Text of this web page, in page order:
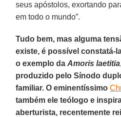
seus apóstolos, exortando
em todo o mundo”.
Tudo bem, mas alguma
existe, é possível constatá-
o exemplo daAmoris laetitia
produzido pelo Sínodo
familiar. O eminentíssimo
também ele teólogo e
aberturista, recentemente